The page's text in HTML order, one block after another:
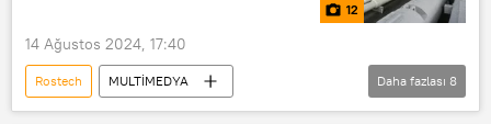
12
14 Ağustos 2024, 17:40
Rostech
MULTİMEDYA
Uluslarası Askeri Teknik Forumu Army-2017
Daha fazlası 8